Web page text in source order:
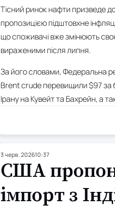
Тісний ринок нафти призведе
пропозицією підштовхне
що споживачі вже змінюють свою
вираженими після липня.
За його словами, Федеральна
Brent crude перевищили $97 за
Ірану на Кувейт та Бахрейн, а
3 черв. 202610:37
США
імпорт з